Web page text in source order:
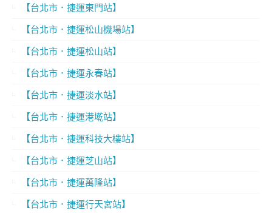
【台北市．捷運東門站】
【台北市．捷運松山機場站】
【台北市．捷運松山站】
【台北市．捷運永春站】
【台北市．捷運淡水站】
【台北市．捷運港墘站】
【台北市．捷運科技大樓站】
【台北市．捷運芝山站】
【台北市．捷運萬隆站】
【台北市．捷運行天宮站】